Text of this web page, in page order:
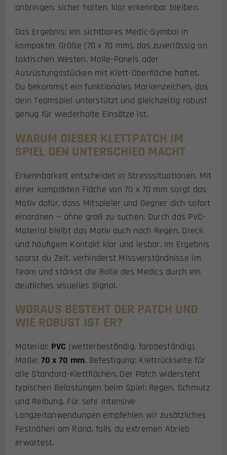
anbringen, sicher halten, klar erkennbar bleiben.
Das Ergebnis: ein sichtbares Medic-Symbol in
kompakter Größe (70 x 70 mm), das zuverlässig an
taktischen Westen, Molle-Panels oder
Ausrüstungsstücken mit Klett-Oberfläche haftet.
Du bekommst ein funktionales Markenzeichen, das
dein Teamspiel unterstützt und gleichzeitig robust
genug für wiederholte Einsätze ist.
WARUM DIESER KLETTPATCH IM
SPIEL DEN UNTERSCHIED MACHT
Erkennbarkeit entscheidet in Stresssituationen. Mit
einer kompakten Fläche von 70 x 70 mm sorgt das
Motiv dafür, dass Mitspieler und Gegner dich sofort
einordnen — ohne groß zu suchen. Durch das PVC-
Material bleibt das Motiv auch nach Regen, Dreck
und häufigem Kontakt klar und lesbar. Im Ergebnis
sparst du Zeit, verhinderst Missverständnisse im
Team und stärkst die Rolle des Medics durch ein
deutliches visuelles Signal.
WORAUS BESTEHT DER PATCH UND
WIE ROBUST IST ER?
Material: PVC (wetterbeständig, farbbeständig).
Maße: 70 x 70 mm. Befestigung: Klettrückseite für
alle Standard-Klettflächen. Der Patch widersteht
typischen Belastungen beim Spiel: Regen, Schmutz
und Reibung. Für sehr intensive
Langzeitanwendungen empfehlen wir zusätzliches
Festnähen am Rand, falls du extremen Abrieb
erwartest.